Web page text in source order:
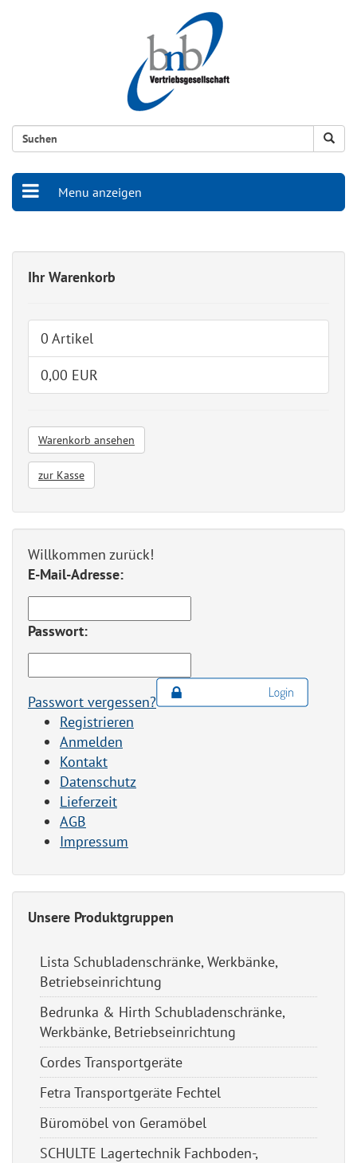
Menu anzeigen
Ihr Warenkorb
0 Artikel
0,00 EUR
Warenkorb ansehen
zur Kasse
Willkommen zurück!
E-Mail-Adresse:
Passwort:
Passwort vergessen?
Registrieren
Anmelden
Kontakt
Datenschutz
Lieferzeit
AGB
Impressum
Unsere Produktgruppen
Lista Schubladenschränke, Werkbänke,
Betriebseinrichtung
Bedrunka & Hirth Schubladenschränke,
Werkbänke, Betriebseinrichtung
Cordes Transportgeräte
Fetra Transportgeräte Fechtel
Büromöbel von Geramöbel
SCHULTE Lagertechnik Fachboden-,